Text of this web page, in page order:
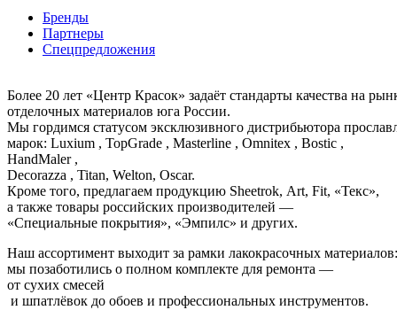
Бренды
Партнеры
Спецпредложения
Более 20 лет «Центр Красок» задаёт стандарты качества на
отделочных материалов юга России.
Мы гордимся статусом эксклюзивного дистрибьютора
марок: Luxium , TopGrade , Masterline , Omnitex , Bostic ,
HandMaler ,
Decorazza , Titan, Welton, Oscar.
Кроме того, предлагаем продукцию Sheetrok, Art, Fit, «Текс»,
а также товары российских производителей —
«Специальные покрытия», «Эмпилс» и других.
Наш ассортимент выходит за рамки лакокрасочных
мы позаботились о полном комплекте для ремонта —
от сухих смесей
и шпатлёвок до обоев и профессиональных инструментов.